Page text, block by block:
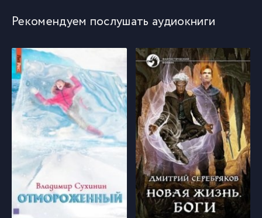
52 052
53 053
54 054
055
056
Рекомендуем послушать аудиокниги